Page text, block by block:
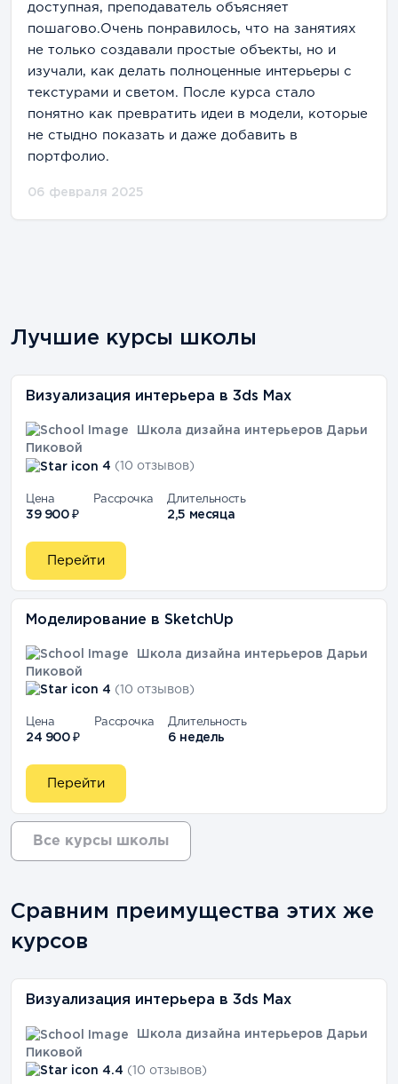
доступная, преподаватель объясняет
пошагово.Очень понравилось, что на занятиях
не только создавали простые объекты, но и
изучали, как делать полноценные интерьеры с
текстурами и светом. После курса стало
понятно как превратить идеи в модели, которые
не стыдно показать и даже добавить в
портфолио.
06 февраля 2025
Лучшие курсы школы
Визуализация интерьера в 3ds Max
Школа дизайна интерьеров Дарьи
Пиковой
4 (10 отзывов)
Цена
39 900 ₽
Рассрочка Длительность
2,5 месяца
Перейти
Моделирование в SketchUp
Школа дизайна интерьеров Дарьи
Пиковой
4 (10 отзывов)
Цена
24 900 ₽
Рассрочка Длительность
6 недель
Перейти
Все курсы школы
Сравним преимущества этих же
курсов
Визуализация интерьера в 3ds Max
Школа дизайна интерьеров Дарьи
Пиковой
4.4 (10 отзывов)